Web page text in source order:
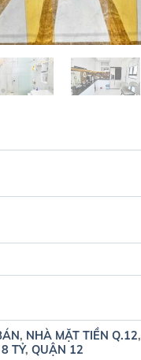
, NHÀ MẶT TIỀN Q.12,
TỶ, QUẬN 12